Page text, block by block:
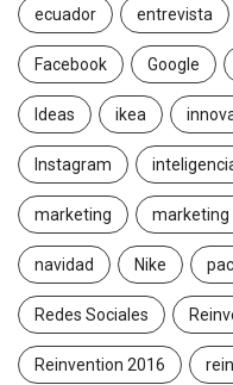
ecuador entrevista
Facebook Google
Ideas ikea
Instagram
marketing marketing
navidad Nike
Redes Sociales
Reinvention 2016